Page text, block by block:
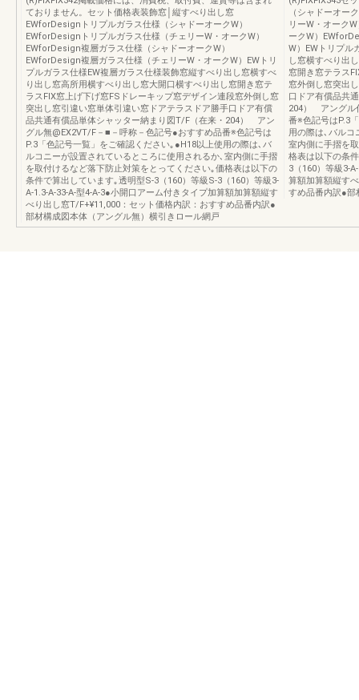
ておりません。セット価格表装飾窓│縦すべり出し窓
EWforDesignトリプルガラス仕様（シャドーオークW）
EWforDesignトリプルガラス仕様（チェリーW・オークW）
EWforDesign複層ガラス仕様（シャドーオークW）
EWforDesign複層ガラス仕様（チェリーW・オークW）EWトリ
プルガラス仕様EW複層ガラス仕様装飾窓縦すべり出し窓横すべ
り出し窓高所用横すべり出し窓大開口横すべり出し窓開き窓テ
ラスFIX窓上げ下げ窓FSドレーキップ窓デザイン連段窓外倒し窓
突出し窓引違い窓単体引違い窓ドアテラスドア勝手口ドア有償
品共通有償品単体シャッター納まり図T/F（在来・204） アン
グル無@EX2VT/F－■－呼称－色記号●おすすめ品番※色記号は
P.3「色記号一覧」をご確認ください｡●H18以上使用の際は､バ
ルコニーが設置されているところに使用されるか､室内側に手摺
を取付けるなど落下防止対策をとってください｡価格表は以下の
条件で算出しています｡透明型S-3（160）等級S-3（160）等級3-
A-1.3-A-33-A-型4-A-3●小開口アーム付きタイプ加算額加算額縦す
べり出し窓T/F+¥11,000：セット価格内訳：おすすめ品番内訳●
部材構成図本体（アングル無）横引きロール網戸
（シャドーオー
リーW・オーク
ークW）
W）EWトリプル
し窓横すべり出
窓開き窓テラス
窓外倒し窓突出
口ドア有償品共
204） アングル
番※色記号はP.3
用の際は､バルコ
室内側に手摺を
格表は以下の条
3（160）等級3-
算額加算額縦す
すめ品番内訳●部